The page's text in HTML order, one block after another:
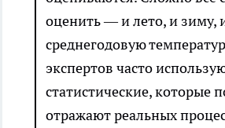
оценить — и лето, и зиму,
среднегодовую
экспертов часто
статистические, которые
отражают реальных